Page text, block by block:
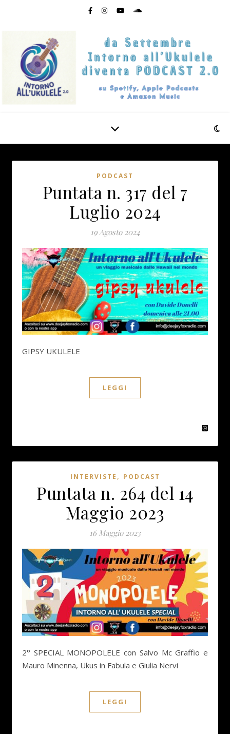
PODCAST
Puntata n. 317 del 7
Luglio 2024
19 Agosto 2024
GIPSY UKULELE
LEGGI
INTERVISTE , PODCAST
Puntata n. 264 del 14
Maggio 2023
16 Maggio 2023
2° SPECIAL MONOPOLELE con Salvo Mc Graffio e
Mauro Minenna, Ukus in Fabula e Giulia Nervi
LEGGI